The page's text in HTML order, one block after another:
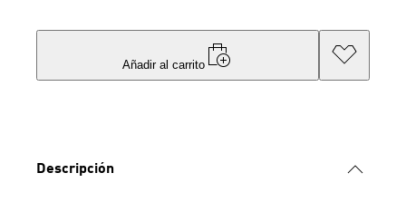
Añadir al carrito
Descripción